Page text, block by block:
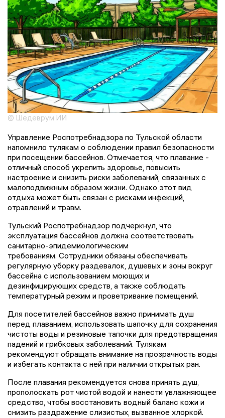
© Шедеврум ИИ
Управление Роспотребнадзора по Тульской области
напомнило тулякам о соблюдении правил безопасности
при посещении бассейнов. Отмечается, что плавание -
отличный способ укрепить здоровье, повысить
настроение и снизить риски заболеваний, связанных с
малоподвижным образом жизни. Однако этот вид
отдыха может быть связан с рисками инфекций,
отравлений и травм.
Тульский Роспотребнадзор подчеркнул, что
эксплуатация бассейнов должна соответствовать
санитарно-эпидемиологическим
требованиям. Сотрудники обязаны обеспечивать
регулярную уборку раздевалок, душевых и зоны вокруг
бассейна с использованием моющих и
дезинфицирующих средств, а также соблюдать
температурный режим и проветривание помещений.
Для посетителей бассейнов важно принимать душ
перед плаванием, использовать шапочку для сохранения
чистоты воды и резиновые тапочки для предотвращения
падений и грибковых заболеваний. Тулякам
рекомендуют обращать внимание на прозрачность воды
и избегать контакта с ней при наличии открытых ран.
После плавания рекомендуется снова принять душ,
прополоскать рот чистой водой и нанести увлажняющее
средство, чтобы восстановить водный баланс кожи и
снизить раздражение слизистых, вызванное хлоркой.